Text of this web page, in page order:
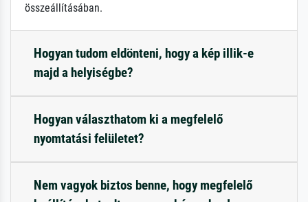
összeállításában.
Hogyan tudom eldönteni, hogy a kép illik-e
majd a helyiségbe?
Hogyan választhatom ki a megfelelő
nyomtatási felületet?
Nem vagyok biztos benne, hogy megfelelő